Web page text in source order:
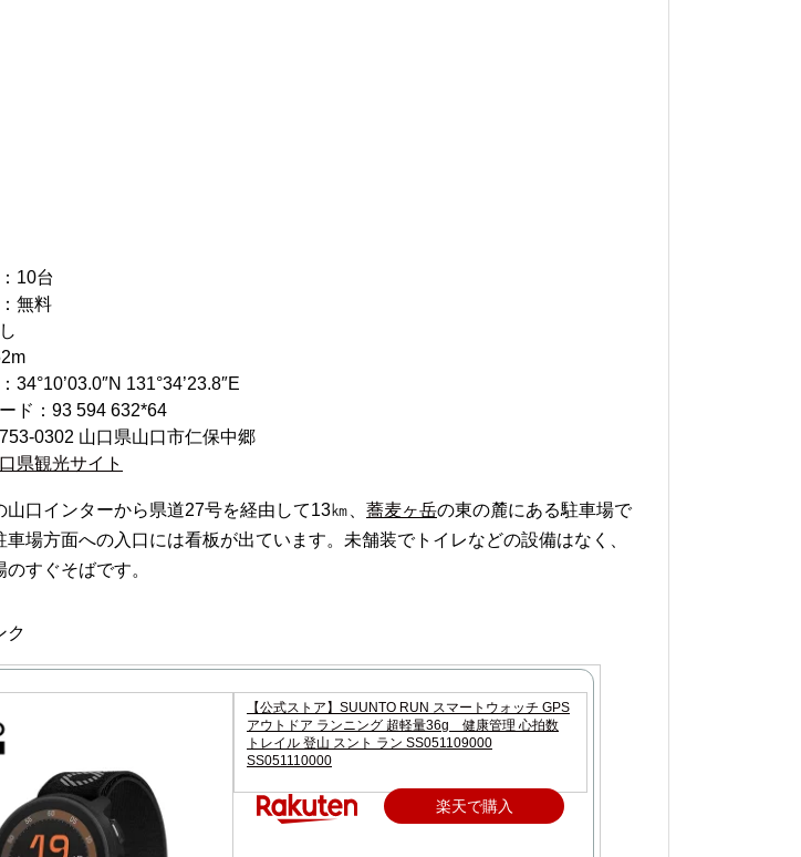
10台
無料
34°10’03.0″N 131°34’23.8″E
ド：93 594 632*64
0302 山口県山口市仁保中郷
県観光サイト
口インターから県道27号を経由して13㎞、 蕎麦ヶ岳の東の麓にある駐車場で
車場方面への入口には看板が出ています。未舗装でトイレなどの設備はなく、
すぐそばです。
ク
【公式ストア】SUUNTO RUN スマートウォッチ GPS
アウトドア ランニング 超軽量36g 健康管理 心拍数
トレイル 登山 スント ラン SS051109000
SS051110000
楽天で購入